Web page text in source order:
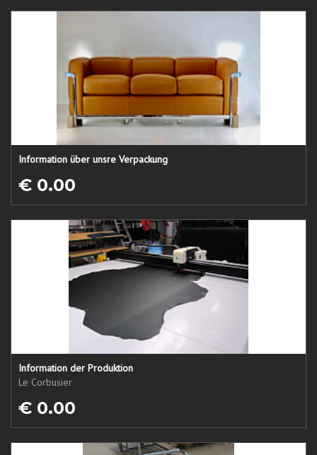
Information über unsre Verpackung
€ 0.00
Information der Produktion
Le Corbusier
€ 0.00